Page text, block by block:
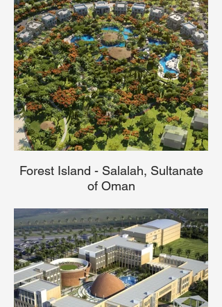
Forest Island - Salalah, Sultanate
of Oman